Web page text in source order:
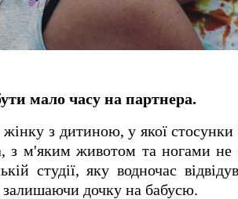
мало часу на партнера.
з дитиною, у якої стосунки
з м'яким животом та ногами не
студії, яку водночас
залишаючи дочку на бабусю.